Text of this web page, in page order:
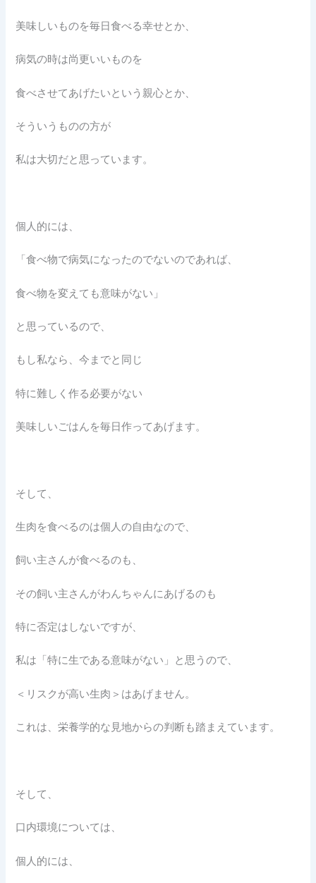
美味しいものを毎日食べる幸せとか、
病気の時は尚更いいものを
食べさせてあげたいという親心とか、
そういうものの方が
私は大切だと思っています。
個人的には、
「食べ物で病気になったのでないのであれば、
食べ物を変えても意味がない」
と思っているので、
もし私なら、今までと同じ
特に難しく作る必要がない
美味しいごはんを毎日作ってあげます。
そして、
生肉を食べるのは個人の自由なので、
飼い主さんが食べるのも、
その飼い主さんがわんちゃんにあげるのも
特に否定はしないですが、
私は「特に生である意味がない」と思うので、
＜リスクが高い生肉＞はあげません。
これは、栄養学的な見地からの判断も踏まえています。
そして、
口内環境については、
個人的には、